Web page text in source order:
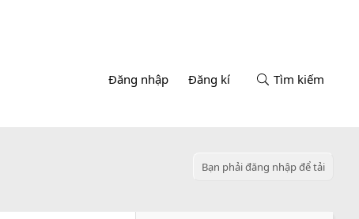
Đăng nhập Đăng kí Tìm kiếm
Bạn phải đăng nhập để tải